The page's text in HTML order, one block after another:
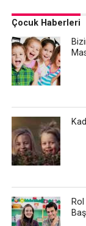
Çocuk Haberleri